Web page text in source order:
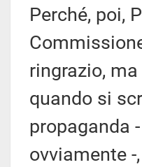
Perché, poi,
ringrazio,
quando si
propaganda
ovviamente